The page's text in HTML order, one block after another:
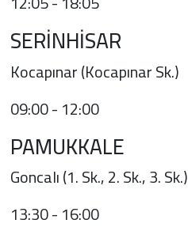
SERİNHİSAR
Kocapınar (Kocapınar Sk.)
09:00 - 12:00
PAMUKKALE
Goncalı (1. Sk., 2. Sk., 3. Sk.)
13:30 - 16:00